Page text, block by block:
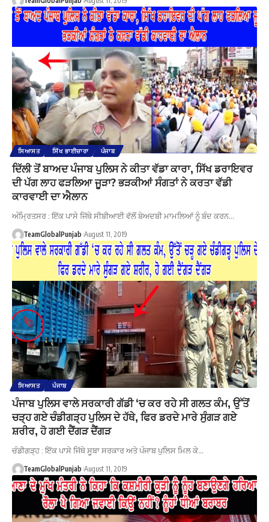
ਸਿਆਸਤ ਸਿੱਖ ਭਾਈਚਾਰਾ ਪੰਜਾਬ
ਦਿੱਲੀ ਤੋਂ ਬਾਅਦ ਪੰਜਾਬ ਪੁਲਿਸ ਨੇ ਕੀਤਾ ਵੱਡਾ ਕਾਰਾ, ਸਿੱਖ ਡਰਾਇਵਰ
ਦੀ ਪੱਗ ਲਾਹ ਫੜਲਿਆ ਜੂੜਾ? ਭੜਕੀਆਂ ਸੰਗਤਾਂ ਨੇ ਕਰਤਾ ਵੱਡੀ
ਕਾਰਵਾਈ ਦਾ ਐਲਾਨ
ਅੰਮ੍ਰਿਤਸਰ : ਇੱਕ ਪਾਸੇ ਜਿੱਥੇ ਸੀਬੀਆਈ ਵੱਲੋਂ ਬੇਅਦਬੀ ਮਾਮਲਿਆਂ ਨੂੰ ਬੰਦ ਕਰਨ…
TeamGlobalPunjab August 11, 2019
ਸਿਆਸਤ ਪੰਜਾਬ
ਪੰਜਾਬ ਪੁਲਿਸ ਵਾਲੇ ਸਰਕਾਰੀ ਗੱਡੀ ‘ਚ ਕਰ ਰਹੇ ਸੀ ਗਲਤ ਕੰਮ, ਉੱਤੋਂ
ਚੜ੍ਹ ਗਏ ਚੰਡੀਗੜ੍ਹ ਪੁਲਿਸ ਦੇ ਹੱਥੇ, ਫਿਰ ਡਰਦੇ ਮਾਰੇ ਸੁੰਗੜ ਗਏ
ਸ਼ਰੀਰ, ਹੋ ਗਈ ਦੈਂਗੜ ਦੈਂਗੜ
ਚੰਡੀਗੜ੍ਹ : ਇੱਕ ਪਾਸੇ ਜਿੱਥੇ ਸੂਬਾ ਸਰਕਾਰ ਅਤੇ ਪੰਜਾਬ ਪੁਲਿਸ ਮਿਲ ਕੇ…
TeamGlobalPunjab August 11, 2019